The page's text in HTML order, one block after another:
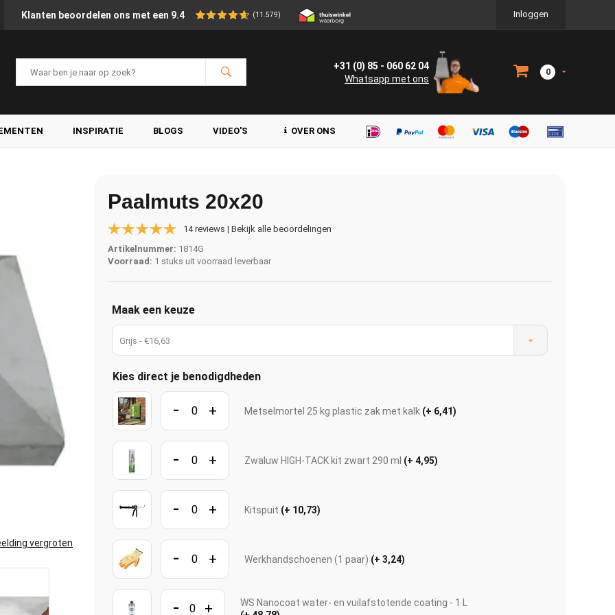
Klanten beoordelen ons met een 9.4 (11.579) Inloggen
+31 (0) 85 - 060 62 04
Whatsapp met ons
0
INSPIRATIE BLOGS VIDEO'S OVER ONS
vergroten
Paalmuts 20x20
14 reviews | Bekijk alle beoordelingen
Artikelnummer: 1814G
Voorraad: 1 stuks uit voorraad leverbaar
Maak een keuze
Grijs - €16,63
Kies direct je benodigdheden
- + Metselmortel 25 kg plastic zak met kalk (+ 6,41)
- + Zwaluw HIGH-TACK kit zwart 290 ml (+ 4,95)
- + Kitspuit (+ 10,73)
- + Werkhandschoenen (1 paar) (+ 3,24)
- +
WS Nanocoat water- en vuilafstotende coating - 1 L